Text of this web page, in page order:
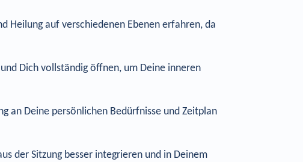
Heilung auf verschiedenen Ebenen erfahren, da
Dich vollständig öffnen, um Deine inneren
an Deine persönlichen Bedürfnisse und Zeitplan
der Sitzung besser integrieren und in Deinem